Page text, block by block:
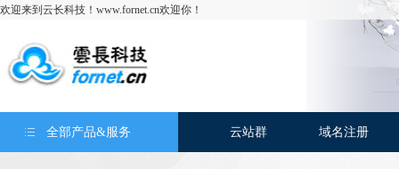
欢迎来到云长科技！www.fornet.cn欢迎你！
全部产品&服务 云站群 域名注册